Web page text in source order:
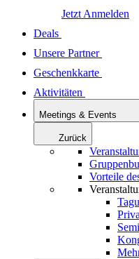
Jetzt Anmelden
Deals
Unsere Partner
Geschenkkarte
Aktivitäten
Meetings & Events
Zurück
Vorteile